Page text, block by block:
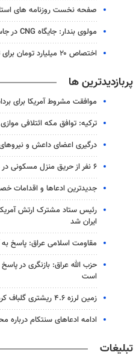
صفحه نخست روزنامه های استان فارس
مولوی بندار: جایگاه CNG در جاسک راه‌اندازی شود
اختصاص ۲۰ میلیارد تومان برای تکمیل ایستگاه پمپاژ بدره
پربازدیدترین ها
موافقت مشروط آمریکا برای
ترکیه: توافق مکه ائتلافی
درگیری اعضای داعش و
۶ نفر از حریق منزل مسکونی در مشهد نجات یافتند
جدیدترین ادعاها و اقدامات
رئیس ستاد مشترک ارتش
ایران شد
مقاومت اسلامی عراق: پاسخ به
حزب الله عراق: بازنگری در
است
زمین لرزه ۴.۶ ریشتری گلباف کرمان را لرزاند
ادامه ادعاهای سنتکام درباره
تبلیغات